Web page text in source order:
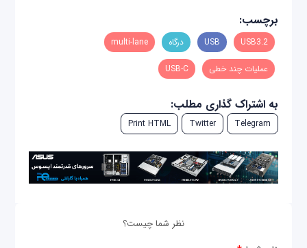
برچسب:
USB3.2
USB درگاه multi-lane
عملیات چند خطی USB-C
به اشتراک گذاری مطلب:
Telegram
Twitter
Print HTML
نظر شما چیست؟